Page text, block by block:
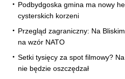
Podbydgoska gmina ma nowy
cysterskich korzeni
Przegląd zagraniczny: Na
na wzór NATO
Setki tysięcy za spot filmowy?
nie będzie oszczędzał